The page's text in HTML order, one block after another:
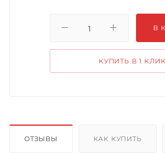
В
КУПИТЬ В 1 КЛИК
ОТЗЫВЫ КАК КУПИТЬ